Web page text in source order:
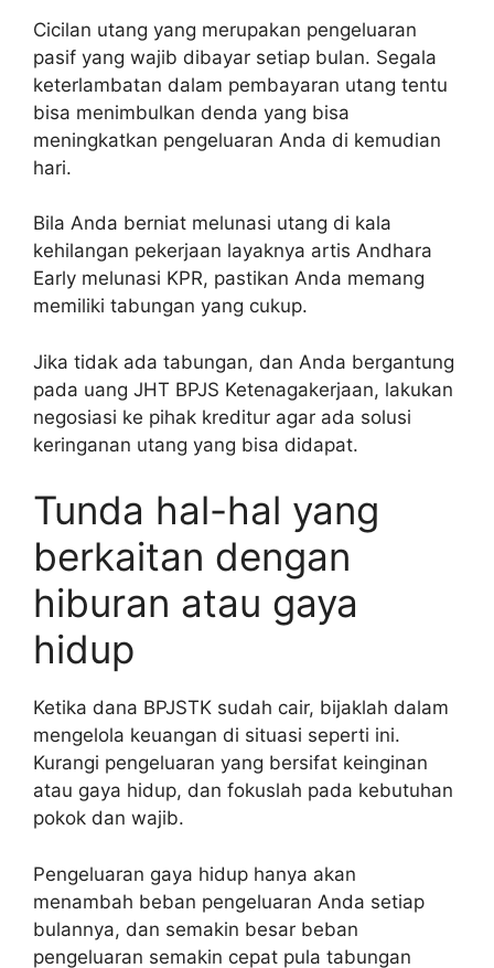
Cicilan utang yang merupakan pengeluaran
pasif yang wajib dibayar setiap bulan. Segala
keterlambatan dalam pembayaran utang tentu
bisa menimbulkan denda yang bisa
meningkatkan pengeluaran Anda di kemudian
hari.
Bila Anda berniat melunasi utang di kala
kehilangan pekerjaan layaknya artis Andhara
Early melunasi KPR, pastikan Anda memang
memiliki tabungan yang cukup.
Jika tidak ada tabungan, dan Anda bergantung
pada uang JHT BPJS Ketenagakerjaan, lakukan
negosiasi ke pihak kreditur agar ada solusi
keringanan utang yang bisa didapat.
Tunda hal-hal yang
berkaitan dengan
hiburan atau gaya
hidup
Ketika dana BPJSTK sudah cair, bijaklah dalam
mengelola keuangan di situasi seperti ini.
Kurangi pengeluaran yang bersifat keinginan
atau gaya hidup, dan fokuslah pada kebutuhan
pokok dan wajib.
Pengeluaran gaya hidup hanya akan
menambah beban pengeluaran Anda setiap
bulannya, dan semakin besar beban
pengeluaran semakin cepat pula tabungan